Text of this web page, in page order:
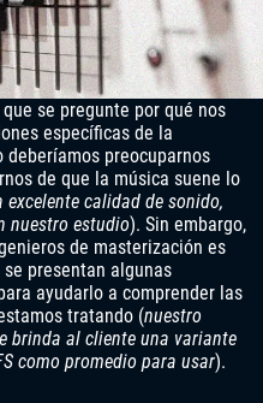
se pregunte por qué nos
específicas de la
preocuparnos
de que la música suene lo
excelente calidad de sonido,
nuestro estudio). Sin embargo,
de masterización es
presentan algunas
ayudarlo a comprender las
tratando (nuestro
brinda al cliente una variante
como promedio para usar).